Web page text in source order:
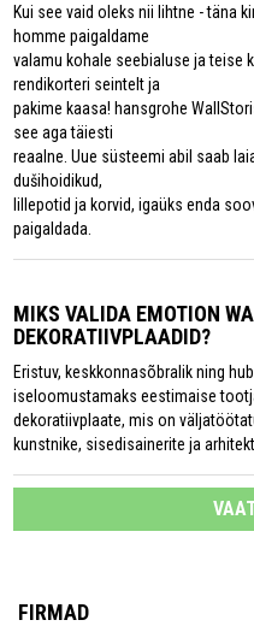
Kui see vaid oleks nii lihtne - täna
homme paigaldame
valamu kohale seebialuse ja teise
rendikorteri seintelt ja
pakime kaasa! hansgrohe
see aga täiesti
reaalne. Uue süsteemi abil saab
dušihoidikud,
lillepotid ja korvid, igaüks enda
paigaldada.
MIKS VALIDA EMOTION
DEKORATIIVPLAADID?
Eristuv, keskkonnasõbralik ning
iseloomustamaks eestimaise
dekoratiivplaate, mis on
kunstnike, sisedisainerite ja
FIRMAD